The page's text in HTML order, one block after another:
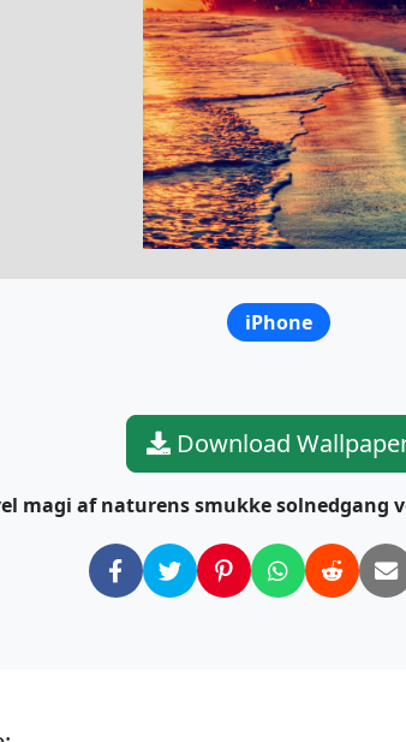
iPhone
Download
magi af naturens smukke solnedgang